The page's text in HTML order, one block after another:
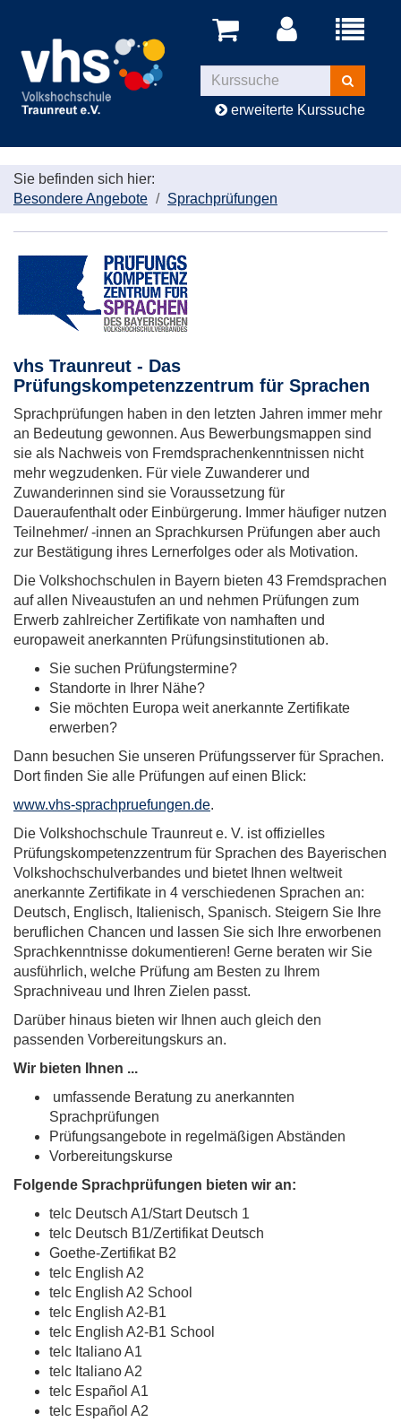
Menü
Kurse
suchen
erweiterte Kurssuche
Sie befinden sich hier:
Besondere Angebote
Sprachprüfungen
vhs Traunreut - Das
Prüfungskompetenzzentrum für Sprachen
Sprachprüfungen haben in den letzten Jahren immer mehr
an Bedeutung gewonnen. Aus Bewerbungsmappen sind
sie als Nachweis von Fremdsprachenkenntnissen nicht
mehr wegzudenken. Für viele Zuwanderer und
Zuwanderinnen sind sie Voraussetzung für
Daueraufenthalt oder Einbürgerung. Immer häufiger nutzen
Teilnehmer/ -innen an Sprachkursen Prüfungen aber auch
zur Bestätigung ihres Lernerfolges oder als Motivation.
Die Volkshochschulen in Bayern bieten 43 Fremdsprachen
auf allen Niveaustufen an und nehmen Prüfungen zum
Erwerb zahlreicher Zertifikate von namhaften und
europaweit anerkannten Prüfungsinstitutionen ab.
Sie suchen Prüfungstermine?
Standorte in Ihrer Nähe?
Sie möchten Europa weit anerkannte Zertifikate
erwerben?
Dann besuchen Sie unseren Prüfungsserver für Sprachen.
Dort finden Sie alle Prüfungen auf einen Blick:
www.vhs-sprachpruefungen.de.
Die Volkshochschule Traunreut e. V. ist offizielles
Prüfungskompetenzzentrum für Sprachen des Bayerischen
Volkshochschulverbandes und bietet Ihnen weltweit
anerkannte Zertifikate in 4 verschiedenen Sprachen an:
Deutsch, Englisch, Italienisch, Spanisch. Steigern Sie Ihre
beruflichen Chancen und lassen Sie sich Ihre erworbenen
Sprachkenntnisse dokumentieren! Gerne beraten wir Sie
ausführlich, welche Prüfung am Besten zu Ihrem
Sprachniveau und Ihren Zielen passt.
Darüber hinaus bieten wir Ihnen auch gleich den
passenden Vorbereitungskurs an.
Wir bieten Ihnen ...
umfassende Beratung zu anerkannten
Sprachprüfungen
Prüfungsangebote in regelmäßigen Abständen
Vorbereitungskurse
Folgende Sprachprüfungen bieten wir an:
telc Deutsch A1/Start Deutsch 1
telc Deutsch B1/Zertifikat Deutsch
Goethe-Zertifikat B2
telc English A2
telc English A2 School
telc English A2-B1
telc English A2-B1 School
telc Italiano A1
telc Italiano A2
telc Español A1
telc Español A2